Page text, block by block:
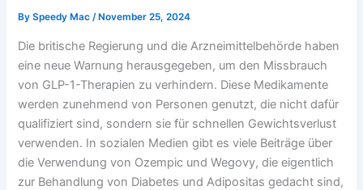
BySpeedy Mac/ November 25, 2024
Die britische Regierung und die Arzneimittelbehörde haben
eine neue Warnung herausgegeben, um den Missbrauch
von GLP-1-Therapien zu verhindern. Diese Medikamente
werden zunehmend von Personen genutzt, die nicht dafür
qualifiziert sind, sondern sie für schnellen Gewichtsverlust
verwenden. In sozialen Medien gibt es viele Beiträge über
die Verwendung von Ozempic und Wegovy, die eigentlich
zur Behandlung von Diabetes und Adipositas gedacht sind,